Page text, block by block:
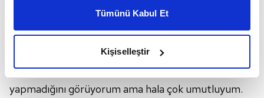
daha iyi reklam deneyimi yaşatabiliriz. Bunu yaparken
amacımızın size daha iyi bir reklam deneyimi sunmak
elimizden gelen çabayı gösterdiğimizi ve bu noktada,
kalemimiz olduğunu sizlere hatırlatmak isteriz.
Tümünü Kabul Et
Kişiselleştir
"FERDİ KUVVETLENİYOR"
Ferdi'nin bazı pozisyonlarda doğru seçimler
yapmadığını görüyorum ama hala çok umutluyum.